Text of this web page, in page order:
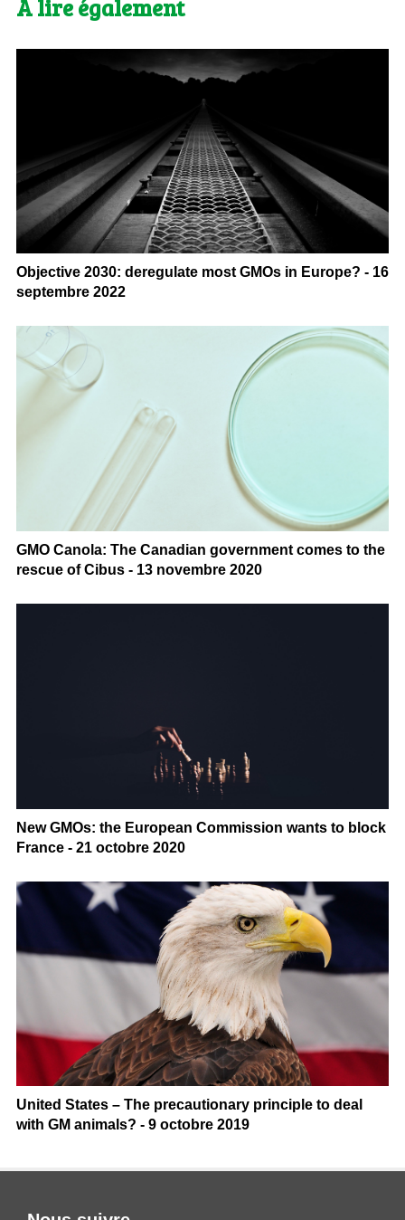
A lire également
Objective 2030: deregulate most GMOs in Europe? - 16
septembre 2022
GMO Canola: The Canadian government comes to the
rescue of Cibus - 13 novembre 2020
New GMOs: the European Commission wants to block
France - 21 octobre 2020
United States – The precautionary principle to deal
with GM animals? - 9 octobre 2019